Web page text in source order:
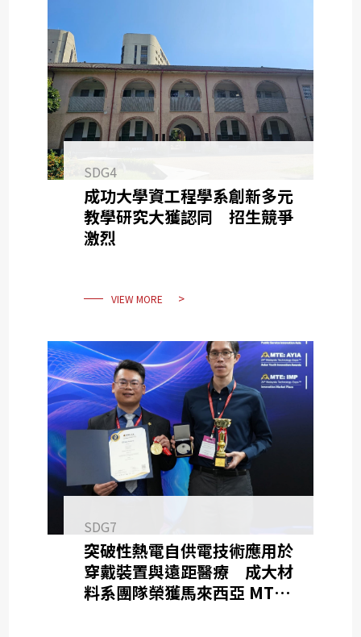
SDG4
成功大學資工程學系創新多元
教學研究大獲認同 招生競爭
激烈
VIEW MORE
SDG7
突破性熱電自供電技術應用於
穿戴裝置與遠距醫療 成大材
料系團隊榮獲馬來西亞 MTE